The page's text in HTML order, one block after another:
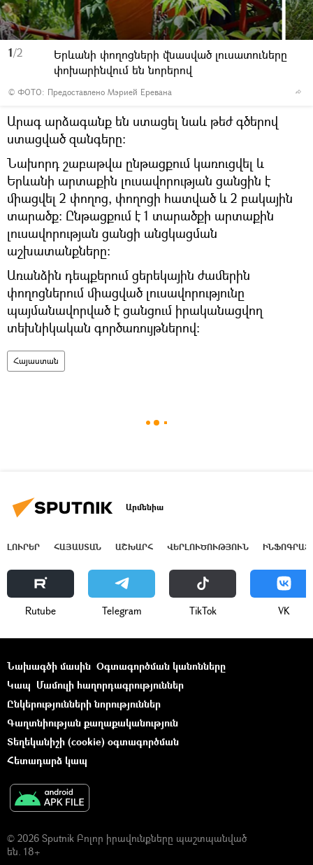
1/2
© ФОТО: Предоставлено Мэрией Еревана
Երևանի փողոցների վնասված լուսատուները
փոխարինվում են նորերով
Արագ արձագանք են ստացել նաև թեժ գծերով
ստացված զանգերը:
Նախորդ շաբաթվա ընթացքում կառուցվել և
Երևանի արտաքին լուսավորության ցանցին է
միացվել 2 փողոց, փողոցի հատված և 2 բակային
տարածք: Ընթացքում է 1 տարածքի արտաքին
լուսավորության ցանցի անցկացման
աշխատանքները:
Առանձին դեպքերում ցերեկային ժամերին
փողոցներում միացված լուսավորությունը
պայմանավորված է ցանցում իրականացվող
տեխնիկական գործառույթներով:
Հայաստան
Արմենիա
ԼՈՒՐԵՐ ՀԱՅԱՍՏԱՆ ԱՇԽԱՐՀ ՎԵՐԼՈՒԾՈՒԹՅՈՒՆ
Rutube Telegram ТikТоk VK
Նախագծի մասին Օգտագործման կանոնները
Կապ Մամուլի հաղորդագրություններ
Ընկերությունների նորություններ
Գաղտնիության քաղաքականություն
Տեղեկանիշի (cookie) օգտագործման
Հետադարձ կապ
© 2026 Sputnik Բոլոր իրավունքները պաշտպանված
են. 18+